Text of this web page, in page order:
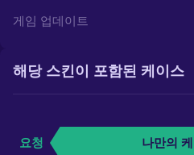
게임 업데이트
해당 스킨이 포함된 케이스
요청 나만의